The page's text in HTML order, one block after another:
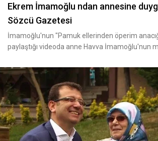
Ekrem İmamoğlu ndan annesine
Sözcü Gazetesi
İmamoğlu'nun "Pamuk ellerinden öperim
paylaştığı videoda anne Havva İmamoğlu'nun